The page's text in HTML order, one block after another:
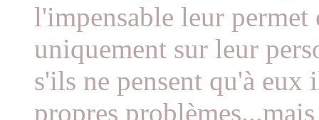
l'impensable leur permet
uniquement sur leur
s'ils ne pensent qu'à
propres